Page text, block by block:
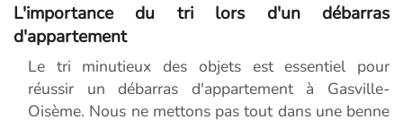
L'importance du tri lors d'un débarras
d'appartement
Le tri minutieux des objets est essentiel pour
réussir un débarras d'appartement à Gasville-
Oisème. Nous ne mettons pas tout dans une benne